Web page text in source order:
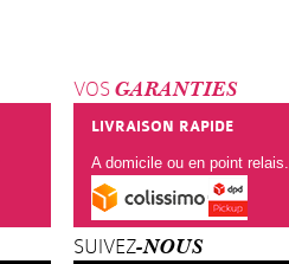
VOSGARANTIES
LIVRAISON RAPIDE
A domicile ou en point relais.
SUIVEZ -NOUS